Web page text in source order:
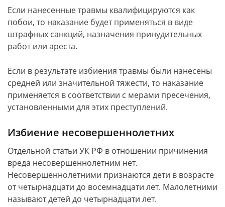
Если нанесенные травмы квалифицируются как
побои, то наказание будет применяться в виде
штрафных санкций, назначения принудительных
работ или ареста.
Если в результате избиения травмы были нанесены
средней или значительной тяжести, то наказание
применяется в соответствии с мерами пресечения,
установленными для этих преступлений.
Избиение несовершеннолетних
Отдельной статьи УК РФ в отношении причинения
вреда несовершеннолетним нет.
Несовершеннолетними признаются дети в возрасте
от четырнадцати до восемнадцати лет. Малолетними
называют детей до четырнадцати лет.